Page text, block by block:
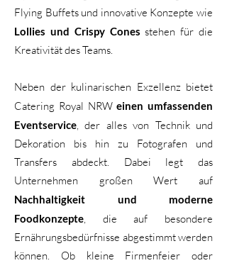
Flying Buffets und innovative Konzepte wie
Lollies und Crispy Cones stehen für die
Kreativität des Teams.
Neben der kulinarischen Exzellenz bietet
Catering Royal NRWeinen umfassenden
Eventservice, der alles von Technik und
Dekoration bis hin zu Fotografen und
Transfers abdeckt. Dabei legt das
Unternehmen großen Wert auf
Nachhaltigkeit und moderne
Foodkonzepte, die auf besondere
Ernährungsbedürfnisse abgestimmt werden
können. Ob kleine Firmenfeier oder